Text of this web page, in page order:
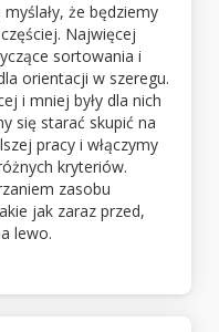
że będziemy
Najwięcej
sortowania i
orientacji w szeregu.
i mniej były dla nich
się starać skupić na
pracy i włączymy
kryteriów.
zasobu
jak zaraz przed,
lewo.